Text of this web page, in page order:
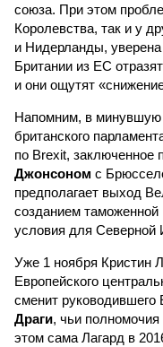
союза. При этом
Королевства, так и у
и Нидерланды,
Британии из ЕС
и они ощутят
Напомним, в минувшую
британского
по Brexit, заключенное
Джонсоном с
предполагает выход
созданием
условия для Северной
Уже 1 ноября Кристин
Европейского
сменит руководившего
Драги, чьи
этом сама Лагард в